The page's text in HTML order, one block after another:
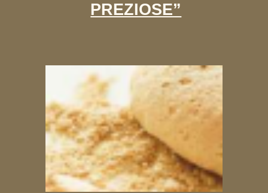
PREZIOSE”